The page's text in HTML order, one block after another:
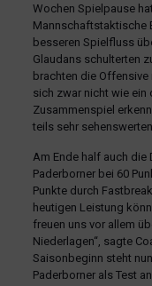
Wochen Spielpause
Mannschaftstaktische
besseren Spielfluss
Glaudans schulterten
brachten die Offensive
sich zwar nicht wie
Zusammenspiel
teils sehr
Am Ende half auch die
Paderborner bei 60
Punkte durch
heutigen Leistung
freuen uns vor allem
Niederlagen“, sagte
Saisonbeginn steht
Paderborner als Test